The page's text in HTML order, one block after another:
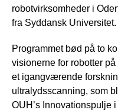
robotvirksomheder i
fra Syddansk Universitet.
Programmet bød på to
visionerne for robotter
et igangværende
ultralydsscanning, som
OUH’s Innovationspulje